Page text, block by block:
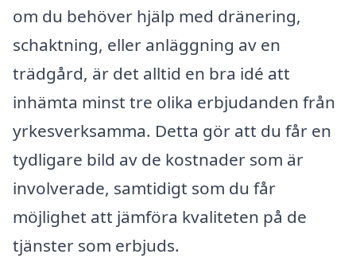
om du behöver hjälp med dränering,
schaktning, eller anläggning av en
trädgård, är det alltid en bra idé att
inhämta minst tre olika erbjudanden från
yrkesverksamma. Detta gör att du får en
tydligare bild av de kostnader som är
involverade, samtidigt som du får
möjlighet att jämföra kvaliteten på de
tjänster som erbjuds.